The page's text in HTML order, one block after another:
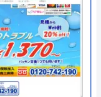
もすごく良かっ
と思いました。
ったらお願いし
がとうございま
込、クレジットカー
払い、QR決済
件を達成
1～3年の無料点検、
意
公式HPでご確認ください